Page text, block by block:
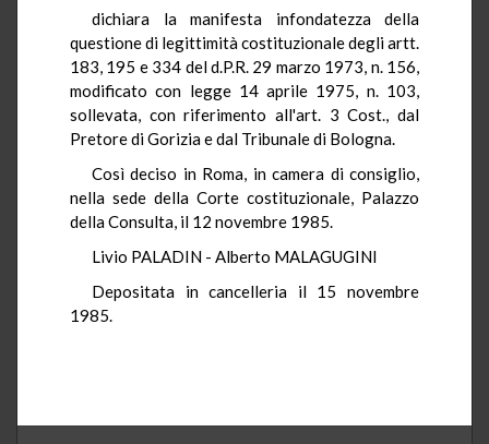
dichiara la manifesta infondatezza della
questione di legittimità costituzionale degli artt.
183, 195 e 334 del d.P.R. 29 marzo 1973, n. 156,
modificato con legge 14 aprile 1975, n. 103,
sollevata, con riferimento all'art. 3 Cost., dal
Pretore di Gorizia e dal Tribunale di Bologna.
Così deciso in Roma, in camera di consiglio,
nella sede della Corte costituzionale, Palazzo
della Consulta, il 12 novembre 1985.
Livio PALADIN - Alberto MALAGUGINI
Depositata in cancelleria il 15 novembre
1985.